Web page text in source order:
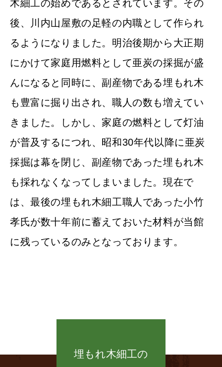
木細工の始めであるとされています。その
後、川内山屋敷の足軽の内職として作られ
るようになりました。明治後期から大正期
にかけて家庭用燃料として亜炭の採掘が盛
んになると同時に、副産物である埋もれ木
も豊富に掘り出され、職人の数も増えてい
きました。しかし、家庭の燃料として灯油
が普及するにつれ、昭和30年代以降に亜炭
採掘は幕を閉じ、副産物であった埋もれ木
も採れなくなってしまいました。現在で
は、最後の埋もれ木細工職人であった小竹
孝氏が数十年前に蓄えておいた材料が当館
に残っているのみとなっております。
埋もれ木細工の